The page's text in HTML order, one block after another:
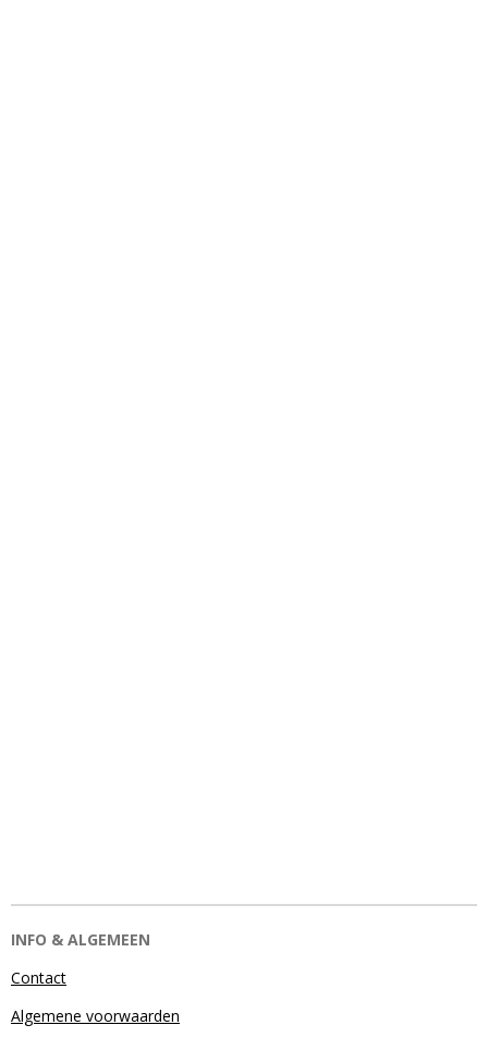
INFO & ALGEMEEN
Contact
Algemene voorwaarden